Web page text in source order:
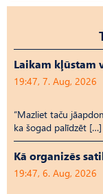
Laikam kļūstam
19:47, 7. Aug, 2026
“Mazliet taču
ka šogad palīdzēt […]
Kā organizēs
19:47, 6. Aug, 2026